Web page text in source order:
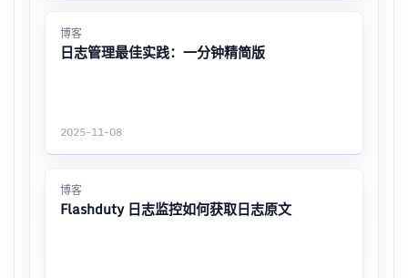
博客
日志管理最佳实践：一分钟精简版
2025-11-08
博客
Flashduty 日志监控如何获取日志原文